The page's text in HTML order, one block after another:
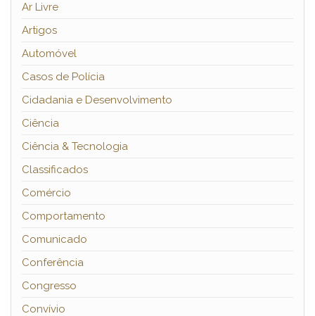
Ar Livre
Artigos
Automóvel
Casos de Polícia
Cidadania e Desenvolvimento
Ciência
Ciência & Tecnologia
Classificados
Comércio
Comportamento
Comunicado
Conferência
Congresso
Convívio